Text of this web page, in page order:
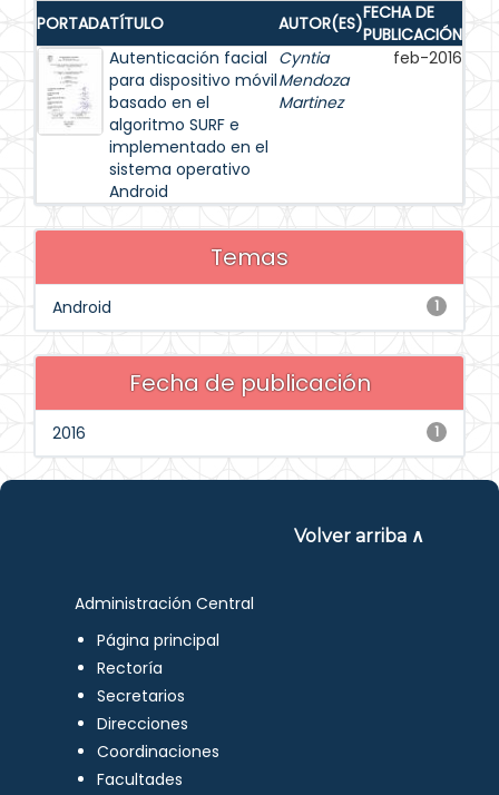
PORTADATÍTULO AUTOR(ES)FECHA DE
PUBLICACIÓN
Autenticación facial
para dispositivo móvil
basado en el
algoritmo SURF e
implementado en el
sistema operativo
Android
Cyntia
Mendoza
Martinez
feb-2016
Temas
1
Android
Fecha de publicación
1
2016
Volver arriba ∧
Administración Central
Página principal
Rectoría
Secretarios
Direcciones
Coordinaciones
Facultades